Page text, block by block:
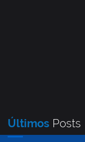
Últimos Posts